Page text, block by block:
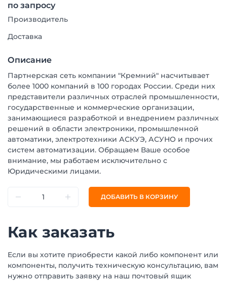
по запросу
Производитель
Доставка
Описание
Партнерская сеть компании "Кремний" насчитывает
более 1000 компаний в 100 городах России. Среди них
представители различных отраслей промышленности,
государственные и коммерческие организации,
занимающиеся разработкой и внедрением различных
решений в области электроники, промышленной
автоматики, электротехники АСКУЭ, АСУНО и прочих
систем автоматизации. Обращаем Ваше особое
внимание, мы работаем исключительно с
Юридическими лицами.
ДОБАВИТЬ В КОРЗИНУ
Как заказать
Если вы хотите приобрести какой либо компонент или
компоненты, получить техническую консультацию, вам
нужно отправить заявку на наш почтовый ящик